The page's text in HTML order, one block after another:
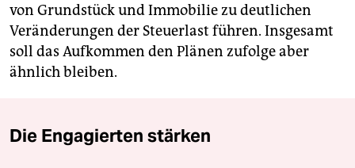
von Grundstück und Immobilie zu deutlichen
Veränderungen der Steuerlast führen. Insgesamt
soll das Aufkommen den Plänen zufolge aber
ähnlich bleiben.
Die Engagierten stärken